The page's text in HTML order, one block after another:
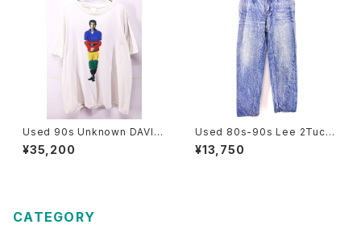
Used 90s Unknown DAVID
COPPERFIELD Photo Graph
ic T-Shirt Size 2XL 相当 古
¥35,200
Used 80s-90s Lee 2Tuck
Design Stone Wash Denim
Pants Size W30 L28 古着
¥13,750
CATEGORY